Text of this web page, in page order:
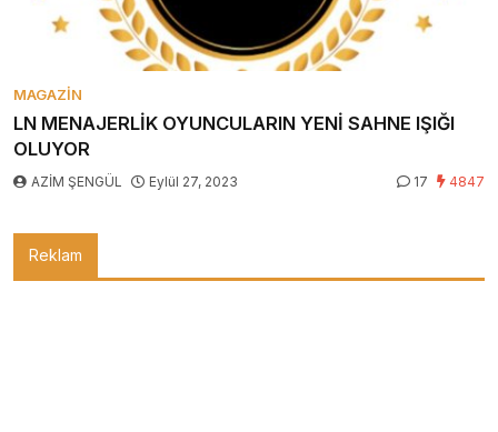
MAGAZIN
LN MENAJERLİK OYUNCULARIN YENİ SAHNE IŞIĞI
OLUYOR
AZİM ŞENGÜL Eylül 27, 2023 17 4847
Reklam